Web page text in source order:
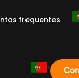
frequentes